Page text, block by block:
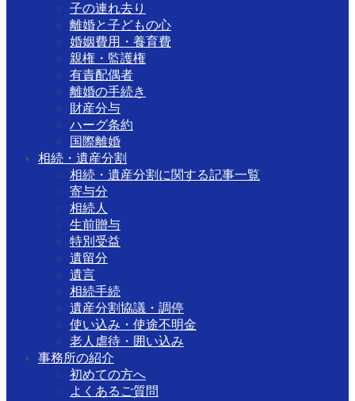
子の連れ去り
離婚と子どもの心
婚姻費用・養育費
親権・監護権
有責配偶者
離婚の手続き
財産分与
ハーグ条約
国際離婚
相続・遺産分割
相続・遺産分割に関する記事一覧
寄与分
相続人
生前贈与
特別受益
遺留分
遺言
相続手続
遺産分割協議・調停
使い込み・使途不明金
老人虐待・囲い込み
事務所の紹介
初めての方へ
よくあるご質問